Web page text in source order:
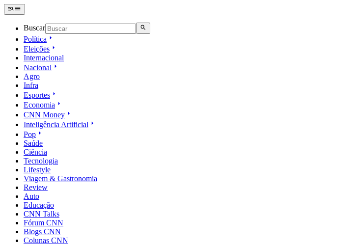
Buscar
Política
Eleições
Internacional
Nacional
Agro
Infra
Esportes
Economia
CNN Money
Inteligência Artificial
Pop
Saúde
Ciência
Tecnologia
Lifestyle
Viagem & Gastronomia
Review
Auto
Educação
CNN Talks
Fórum CNN
Blogs CNN
Colunas CNN